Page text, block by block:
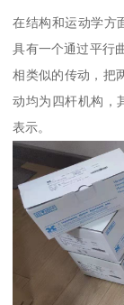
在结构和运动学方
具有一个通过平行
相类似的传动，把
动均为四杆机构，
表示。